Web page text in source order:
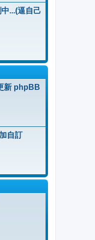
...(逼自己
新 phpBB
自訂